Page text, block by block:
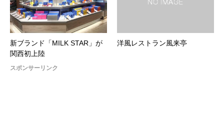
新ブランド「MILK STAR」が
関西初上陸
洋風レストラン風来亭
スポンサーリンク